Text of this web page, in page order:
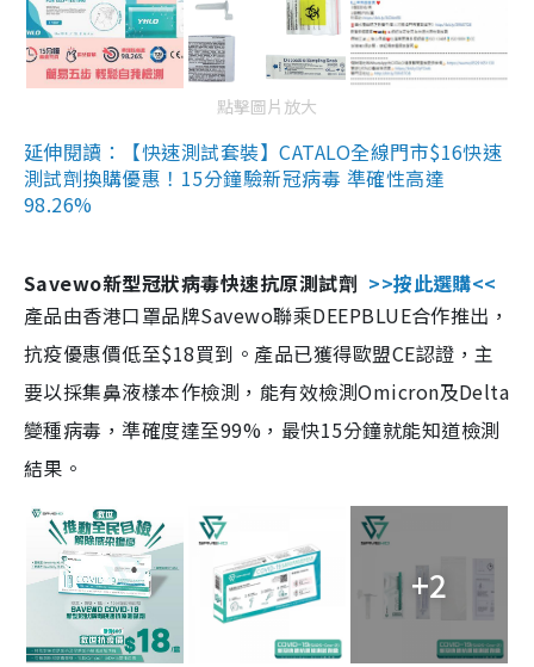
點擊圖片放大
延伸閱讀：【快速測試套裝】CATALO全線門市$16快速
測試劑換購優惠！15分鐘驗新冠病毒 準確性高達
98.26%
Savewo新型冠狀病毒快速抗原測試劑 >>按此選購<<
產品由香港口罩品牌Savewo聯乘DEEPBLUE合作推出，
抗疫優惠價低至$18買到。產品已獲得歐盟CE認證，主
要以採集鼻液樣本作檢測，能有效檢測Omicron及Delta
變種病毒，準確度達至99%，最快15分鐘就能知道檢測
結果。
+2